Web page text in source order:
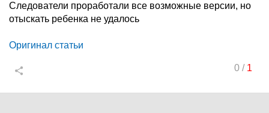
Следователи проработали все возможные версии, но
отыскать ребенка не удалось
Оригинал статьи
0/ 1